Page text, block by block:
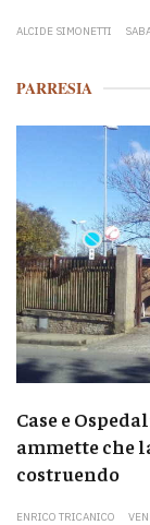
ALCIDE SIMONETTI
PARRESIA
Case e
ammette che
costruendo
ENRICO TRICANICO